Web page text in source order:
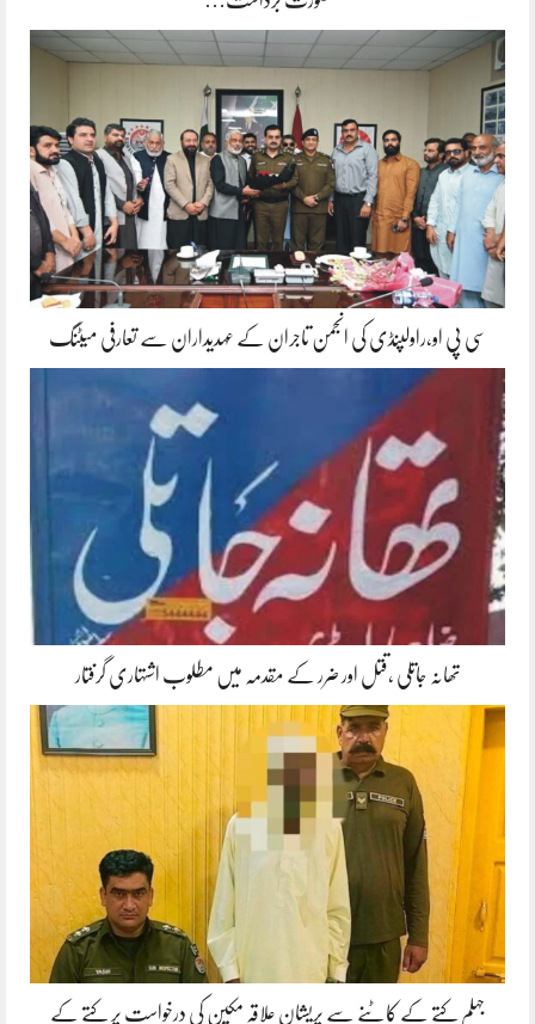
سی پی او،راولپنڈی کی انجمن تاجران کے عہدیداران سے تعارفی میٹنگ
تھانہ جاتلی ،قتل اور ضرر کے مقدمہ میں مطلوب اشتہاری گرفتار
جہلم کتے کے کاٹنے سے پریشان علاقہ مکین کی درخواست پر کتے کے